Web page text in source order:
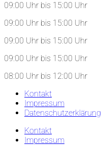
09:00 Uhr bis 15:00 Uhr
09:00 Uhr bis 15:00 Uhr
09:00 Uhr bis 15:00 Uhr
09:00 Uhr bis 15:00 Uhr
08:00 Uhr bis 12:00 Uhr
Kontakt
Impressum
Datenschutzerklärung
Kontakt
Impressum